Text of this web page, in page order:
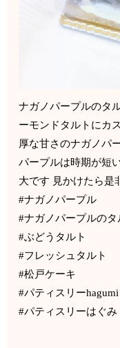
ナガノパープルのタ
ーモンドタルトにカ
厚な甘さのナガノパ
パープルは時期が短
大です 見かけたら是
#ナガノパープル
#ナガノパープルのタ
#ぶどうタルト
#フレッシュタルト
#松戸ケーキ
#パティスリーhagumi
#パティスリーはぐみ